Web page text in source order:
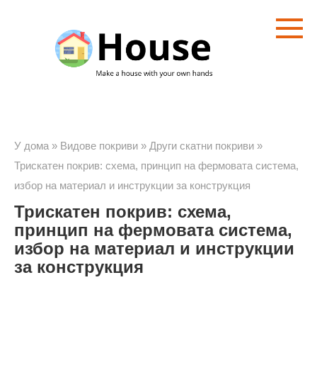
съдържанието
У дома » Видове покриви » Други скатни покриви »
Трискатен покрив: схема, принцип на фермовата система,
избор на материал и инструкции за конструкция
Трискатен покрив: схема,
принцип на фермовата система,
избор на материал и инструкции
за конструкция